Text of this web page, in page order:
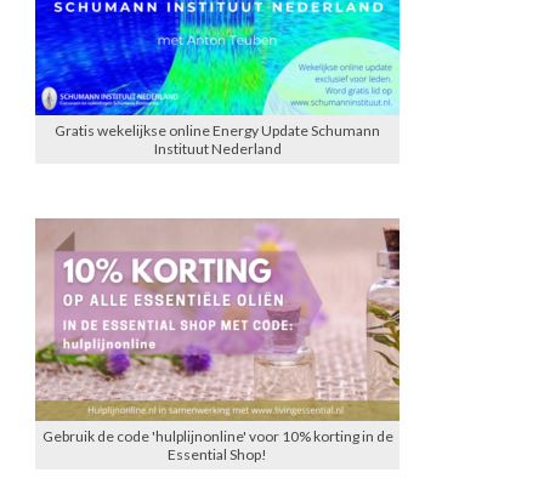
Gratis wekelijkse online Energy Update Schumann
Instituut Nederland
Gebruik de code 'hulplijnonline' voor 10% korting in de
Essential Shop!